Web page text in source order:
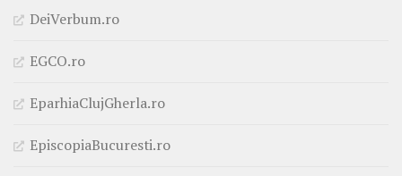
DeiVerbum.ro
EGCO.ro
EparhiaClujGherla.ro
EpiscopiaBucuresti.ro